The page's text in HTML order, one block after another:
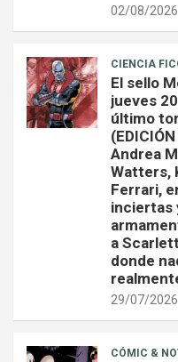
02/08/2026
CIENCIA
El sello
jueves
último
Andrea
Watters,
Ferrari,
inciertas
a
donde
29/07/2026
CÓMIC &